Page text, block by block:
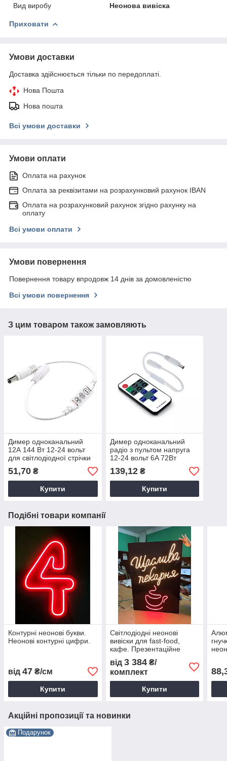
Вид виробу Неонова вивіска
Приховати
Умови доставки
Доставка здійснюється тільки по передоплаті.
Нова Пошта
Нова пошта
Всі умови доставки
Умови оплати
Оплата на рахунок
Оплата за реквізитами на розрахунковий рахунок IBAN
Оплата на розрахунковий рахунок згідно рахунку на
оплату
Всі умови оплати
Умови повернення
Повернення товару впродовж 14 днів за домовленістю
Всі умови повернення
З цим товаром також замовляють
Димер одноканальний
12А 144 Вт 12-24 вольт
для світлодіодної стрічки
білий PROLUM 401001
51,70 ₴
Купити
Димер одноканальний
радіо з пультом напруга
12-24 вольт 6A 72Вт
PROLUM 401005
139,12₴
Купити
Подібні товари компанії
Контурні неонові букви.
Неонові контурні цифри.
від 47 ₴/см
Купити
Світлодіодні неонові
вивіски для fast-food,
кафе. Презентаційне
від 3 384₴/
комплект
Купити
Акційні пропозиції та новинки
Подарунок